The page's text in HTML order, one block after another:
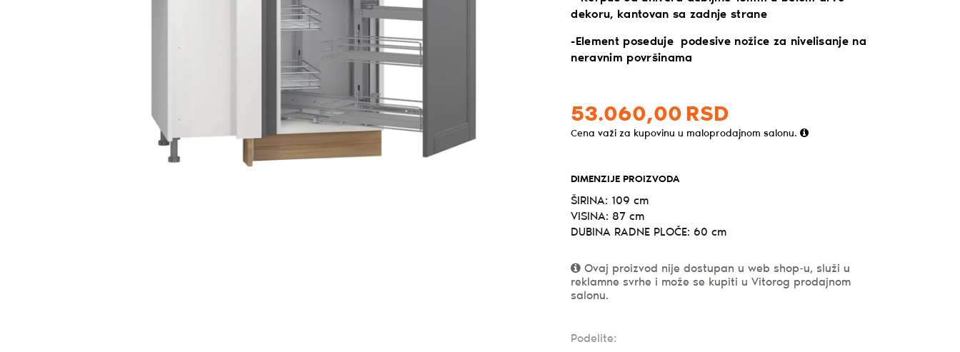
dekoru, kantovan sa zadnje strane
-Element poseduje podesive nožice za nivelisanje na
neravnim površinama
53.060,00 RSD
Cena važi za kupovinu u maloprodajnom salonu.
DIMENZIJE PROIZVODA
ŠIRINA: 109 cm
VISINA: 87 cm
DUBINA RADNE PLOČE: 60 cm
Ovaj proizvod nije dostupan u web shop-u, služi u
reklamne svrhe i može se kupiti u Vitorog prodajnom
salonu.
Podelite: